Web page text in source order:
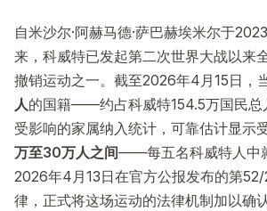
自米沙尔·阿赫马德·萨巴赫埃米尔于
来，科威特已发起第二次世界大战以来
撤销运动之一。截至2026年4月15日，
人的国籍——约占科威特154.5万国民总
受影响的家属纳入统计，可靠估计显示
万至30万人之间——每五名科威特人中
2026年4月13日在官方公报发布的第
律，正式将这场运动的法律机制加以确